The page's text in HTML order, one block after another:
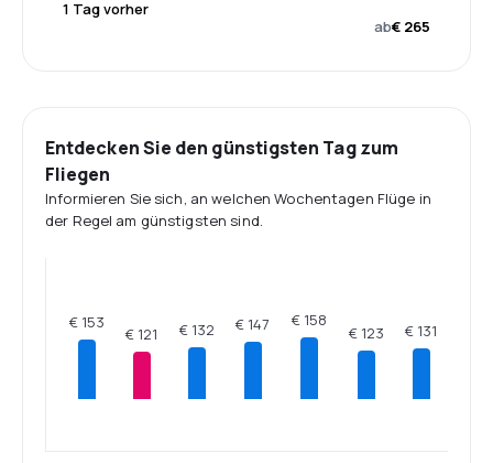
1 Tag vorher
ab€ 265
Entdecken Sie den günstigsten Tag zum
Fliegen
Informieren Sie sich, an welchen Wochentagen Flüge in
der Regel am günstigsten sind.
€ 153
€ 121 € 132 € 147 € 158
€ 123 € 131